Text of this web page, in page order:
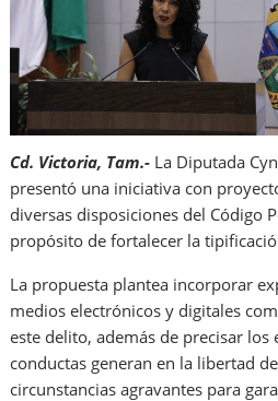
Cd. Victoria, Tam.- La Diputada
presentó una iniciativa con
diversas disposiciones del Código
propósito de fortalecer la
La propuesta plantea incorporar
medios electrónicos y digitales
este delito, además de precisar los
conductas generan en la libertad
circunstancias agravantes para